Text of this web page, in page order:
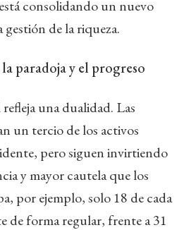
consolidando un nuevo
de la riqueza.
paradoja y el progreso
una dualidad. Las
un tercio de los activos
pero siguen invirtiendo
y mayor cautela que los
por ejemplo, solo 18 de cada
de forma regular, frente a 31